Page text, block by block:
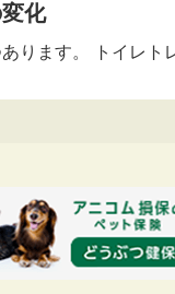
化
ります。 トイレ